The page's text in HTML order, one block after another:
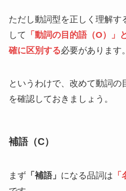
ただし動詞型を正しく理解す
して 「動詞の目的語（O）」
確に区別する必要があります。
というわけで、改めて動詞の
を確認しておきましょう。
補語（C）
まず「補語」 になる品詞は